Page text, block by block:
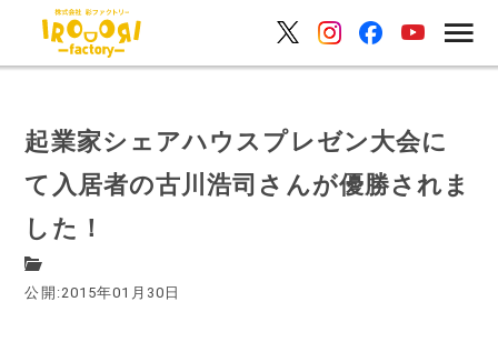
起業家シェアハウスプレゼン大会に
て入居者の古川浩司さんが優勝されま
した！
公開:2015年01月30日